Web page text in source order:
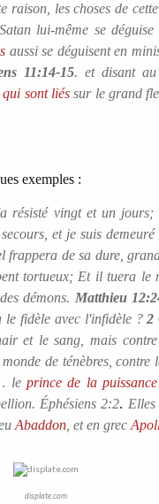
raison, les choses de
lui-même se
aussi se déguisent en
11:14-15. et disant
sont liéssur le grand
exemples :
résisté vingt et un
et je suis
frappera de sa dure,
tortueux; Et il tuera le
démons. Matthieu
fidèle avec l'infidèle ?2
et le sang, mais
monde de ténèbres, contre
leprince de la
Éphésiens 2:2.
Abaddon , et en grec
displate.com